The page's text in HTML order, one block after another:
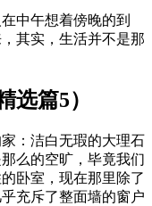
中午想着傍晚的到
其实，生活并不是那
选篇5）
：洁白无瑕的大理石
么的空旷，毕竟我们
卧室，现在那里除了
充斥了整面墙的窗户